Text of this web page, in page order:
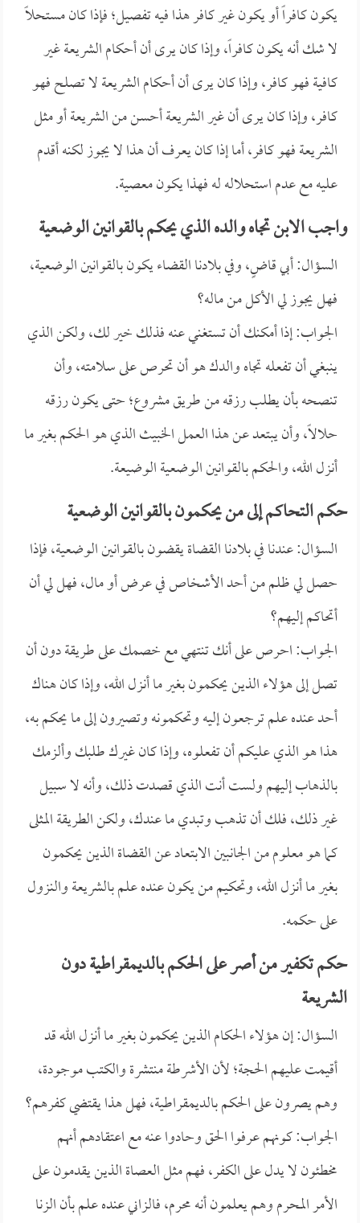
يكون كافراً أو يكون غير كافر هذا فيه تفصيل؛ فإذا كان مستحلاً
لا شك أنه يكون كافراً، وإذا كان يرى أن أحكام الشريعة غير
كافية فهو كافر، وإذا كان يرى أن أحكام الشريعة لا تصلح فهو
كافر، وإذا كان يرى أن غير الشريعة أحسن من الشريعة أو مثل
الشريعة فهو كافر، أما إذا كان يعرف أن هذا لا يجوز لكنه أقدم
عليه مع عدم استحلاله له فهذا يكون معصية.
واجب الابن تجاه والده الذي يحكم بالقوانين الوضعية
السؤال: أبي قاضٍ، وفي بلادنا القضاء يكون بالقوانين الوضعية،
فهل يجوز لي الأكل من ماله؟
الجواب: إذا أمكنك أن تستغني عنه فذلك خير لك، ولكن الذي
ينبغي أن تفعله تجاه والدك هو أن تحرص على سلامته، وأن
تنصحه بأن يطلب رزقه من طريق مشروع؛ حتى يكون رزقه
حلالاً، وأن يبتعد عن هذا العمل الخبيث الذي هو الحكم بغير ما
أنزل الله، والحكم بالقوانين الوضعية الوضيعة.
حكم التحاكم إلى من يحكمون بالقوانين الوضعية
السؤال: عندنا في بلادنا القضاة يقضون بالقوانين الوضعية، فإذا
حصل لي ظلم من أحد الأشخاص في عرض أو مال، فهل لي أن
أتحاكم إليهم؟
الجواب: احرص على أنك تنتهي مع خصمك على طريقة دون أن
تصل إلى هؤلاء الذين يحكمون بغير ما أنزل الله، وإذا كان هناك
أحد عنده علم ترجعون إليه وتحكمونه وتصيرون إلى ما يحكم به،
هذا هو الذي عليكم أن تفعلوه، وإذا كان غيرك طلبك وألزمك
بالذهاب إليهم ولست أنت الذي قصدت ذلك، وأنه لا سبيل
غير ذلك، فلك أن تذهب وتبدي ما عندك، ولكن الطريقة المثلى
كما هو معلوم من الجانبين الابتعاد عن القضاة الذين يحكمون
بغير ما أنزل الله، وتحكيم من يكون عنده علم بالشريعة والنزول
على حكمه.
حكم تكفير من أصر على الحكم بالديمقراطية دون
الشريعة
السؤال: إن هؤلاء الحكام الذين يحكمون بغير ما أنزل الله قد
أقيمت عليهم الحجة؛ لأن الأشرطة منتشرة والكتب موجودة،
وهم يصرون على الحكم بالديمقراطية، فهل هذا يقتضي كفرهم؟
الجواب: كونهم عرفوا الحق وحادوا عنه مع اعتقادهم أنهم
مخطئون لا يدل على الكفر، فهم مثل العصاة الذين يقدمون على
الأمر المحرم وهم يعلمون أنه محرم، فالزاني عنده علم بأن الزنا